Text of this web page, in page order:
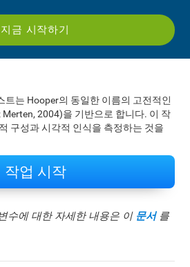
지금 시작하기
트는 Hooper의 동일한 이름의 고전적인
Merten, 2004)을 기반으로 합니다. 이 작
구성과 시각적 인식을 측정하는 것을
작업 시작
수에 대한 자세한 내용은 이 문서를